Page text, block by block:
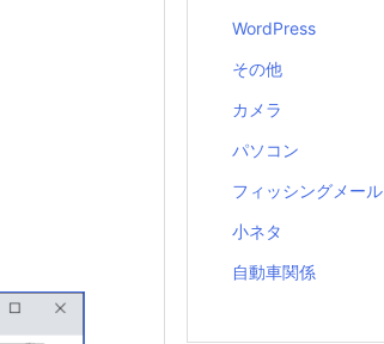
WordPress
その他
カメラ
パソコン
フィッシングメール
小ネタ
自動車関係